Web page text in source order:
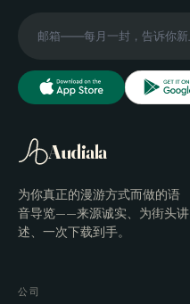
Audiala
为你真正的漫游方式而做的语
音导览——来源诚实、为街头讲
述、一次下载到手。
公司